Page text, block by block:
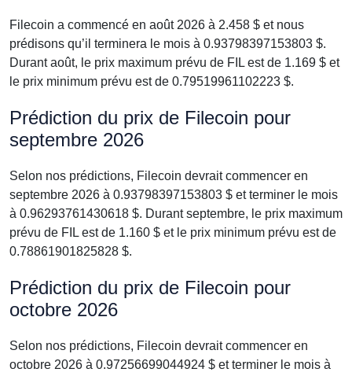
Filecoin a commencé en août 2026 à 2.458 $ et nous
prédisons qu’il terminera le mois à 0.93798397153803 $.
Durant août, le prix maximum prévu de FIL est de 1.169 $ et
le prix minimum prévu est de 0.79519961102223 $.
Prédiction du prix de Filecoin pour
septembre 2026
Selon nos prédictions, Filecoin devrait commencer en
septembre 2026 à 0.93798397153803 $ et terminer le mois
à 0.96293761430618 $. Durant septembre, le prix maximum
prévu de FIL est de 1.160 $ et le prix minimum prévu est de
0.78861901825828 $.
Prédiction du prix de Filecoin pour
octobre 2026
Selon nos prédictions, Filecoin devrait commencer en
octobre 2026 à 0.97256699044924 $ et terminer le mois à